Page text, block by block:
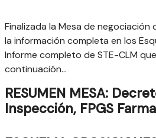
Finalizada la Mesa de
la información completa en los
Informe completo de STE-CLM
continuación…
RESUMEN MESA:
Inspección, FPGS